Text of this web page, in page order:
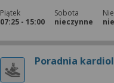
Piątek
07:25 - 15:00
Sobota
nieczynne
Poradnia